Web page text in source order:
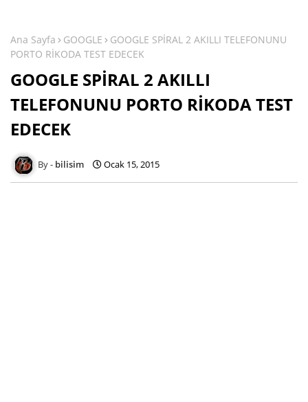
Ana Sayfa GOOGLE
GOOGLE SPİRAL 2 AKILLI TELEFONUNU
PORTO RİKODA TEST EDECEK
GOOGLE SPİRAL 2 AKILLI
TELEFONUNU PORTO RİKODA TEST
EDECEK
bilisim Ocak 15, 2015